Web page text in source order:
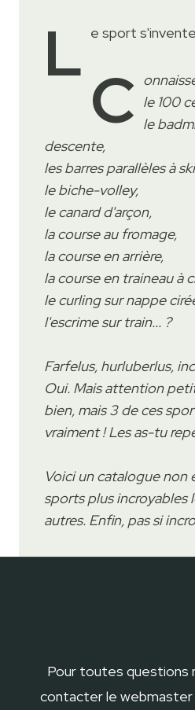
L e sport
C le 100
le
descente,
les barres parallèles à
le biche-volley,
le canard d'arçon,
la course au fromage,
la course en arrière,
la course en traineau à
le curling sur nappe
l'escrime sur train... ?
Farfelus, hurluberlus,
Oui. Mais attention
bien, mais 3 de ces
vraiment ! Les as-tu
Voici un catalogue non
sports plus incroyables
autres. Enfin, pas si
Pour toutes questions
contacter le webmaster